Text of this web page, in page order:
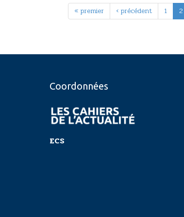
« premier ‹ précédent 1 2
Coordonnées
ECS